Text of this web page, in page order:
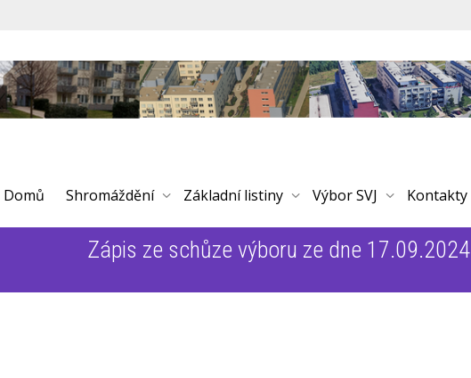
Domů Shromáždění Základní listiny Výbor SVJ Kontakty
Zápis ze schůze výboru ze dne 17.09.2024